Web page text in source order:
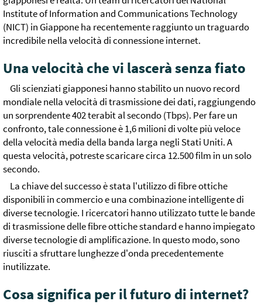
Institute of Information and Communications Technology
(NICT) in Giappone ha recentemente raggiunto un traguardo
incredibile nella velocità di connessione internet.
Una velocità che vi lascerà senza fiato
Gli scienziati giapponesi hanno stabilito un nuovo record
mondiale nella velocità di trasmissione dei dati, raggiungendo
un sorprendente 402 terabit al secondo (Tbps). Per fare un
confronto, tale connessione è 1,6 milioni di volte più veloce
della velocità media della banda larga negli Stati Uniti. A
questa velocità, potreste scaricare circa 12.500 film in un solo
secondo.
La chiave del successo è stata l'utilizzo di fibre ottiche
disponibili in commercio e una combinazione intelligente di
diverse tecnologie. I ricercatori hanno utilizzato tutte le bande
di trasmissione delle fibre ottiche standard e hanno impiegato
diverse tecnologie di amplificazione. In questo modo, sono
riusciti a sfruttare lunghezze d'onda precedentemente
inutilizzate.
Cosa significa per il futuro di internet?